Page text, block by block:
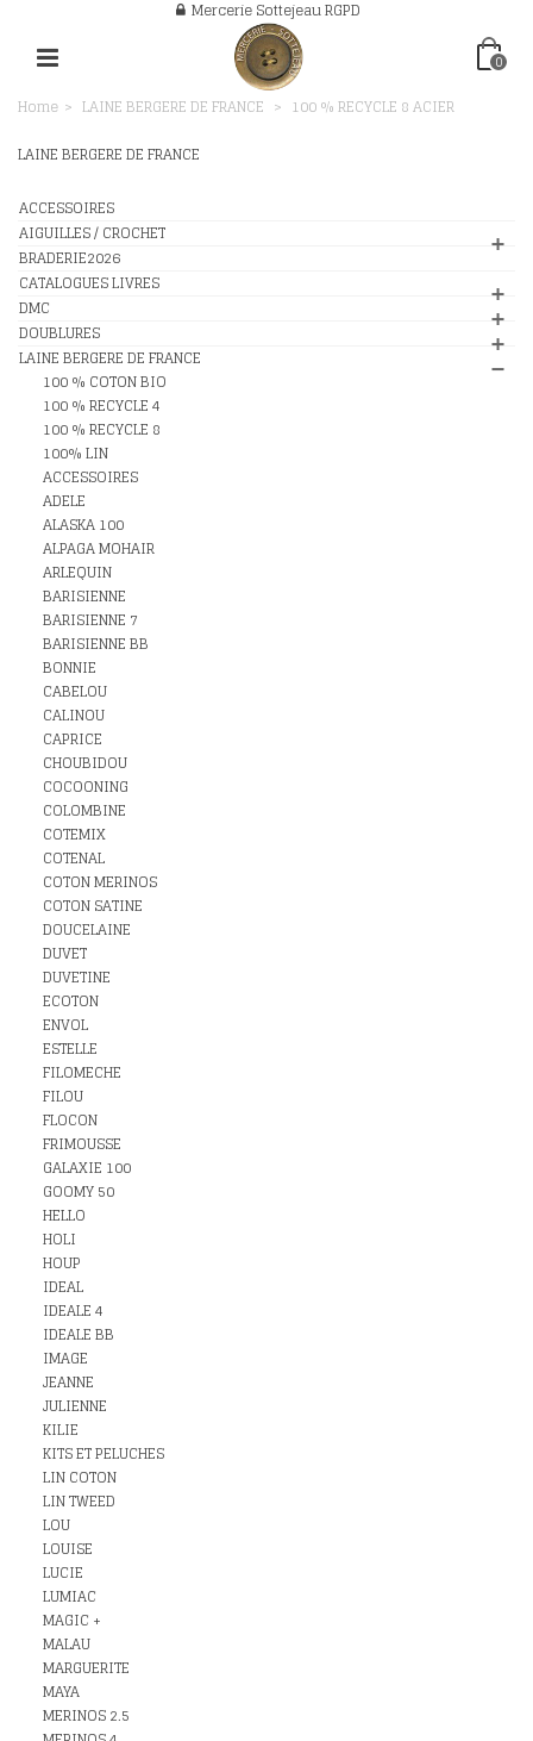
Mercerie Sottejeau RGPD
0
Home > LAINE BERGERE DE FRANCE > 100 % RECYCLE 8 ACIER
LAINE BERGERE DE FRANCE
ACCESSOIRES
AIGUILLES / CROCHET
BRADERIE2026
CATALOGUES LIVRES
DMC
DOUBLURES
LAINE BERGERE DE FRANCE
100 % COTON BIO
100 % RECYCLE 4
100 % RECYCLE 8
100% LIN
ACCESSOIRES
ADELE
ALASKA 100
ALPAGA MOHAIR
ARLEQUIN
BARISIENNE
BARISIENNE 7
BARISIENNE BB
BONNIE
CABELOU
CALINOU
CAPRICE
CHOUBIDOU
COCOONING
COLOMBINE
COTEMIX
COTENAL
COTON MERINOS
COTON SATINE
DOUCELAINE
DUVET
DUVETINE
ECOTON
ENVOL
ESTELLE
FILOMECHE
FILOU
FLOCON
FRIMOUSSE
GALAXIE 100
GOOMY 50
HELLO
HOLI
HOUP
IDEAL
IDEALE 4
IDEALE BB
IMAGE
JEANNE
JULIENNE
KILIE
KITS ET PELUCHES
LIN COTON
LIN TWEED
LOU
LOUISE
LUCIE
LUMIAC
MAGIC +
MALAU
MARGUERITE
MAYA
MERINOS 2.5